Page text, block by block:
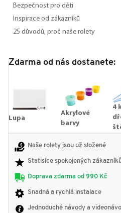
Bezpečnost pro děti
Inspirace od zákazníků
25 důvodů, proč naše rolety
Zdarma od nás dostanete:
Lupa
Akrylové
barvy
4
Naše rolety jsou už složené
Statisíce spokojených
Doprava zdarma od 990 Kč
Snadná a rychlá instalace
Jednoduché návody a